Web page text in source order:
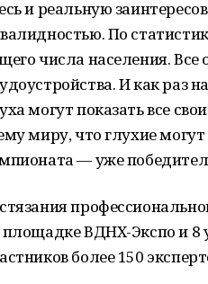
и реальную
По
числа населения.
И как
могут показать все
миру, что глухие
— уже
площадке ВДНХ-Экспо и 8
более 150